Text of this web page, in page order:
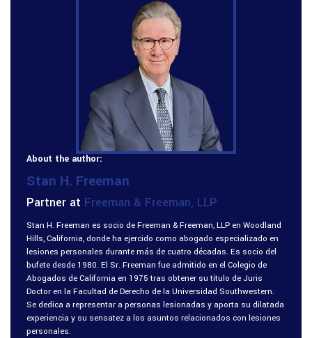
About the author:
Stan H. Freeman
Partner at Freeman & Freeman, LLP
Stan H. Freeman es socio de Freeman & Freeman, LLP en Woodland
Hills, California, donde ha ejercido como abogado especializado en
lesiones personales durante más de cuatro décadas. Es socio del
bufete desde 1980. El Sr. Freeman fue admitido en el Colegio de
Abogados de California en 1975 tras obtener su título de Juris
Doctor en la Facultad de Derecho de la Universidad Southwestern.
Se dedica a representar a personas lesionadas y aporta su dilatada
experiencia y su sensatez a los asuntos relacionados con lesiones
personales.